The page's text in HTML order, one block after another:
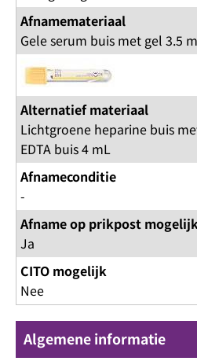
Afnamemateriaal
Gele serum buis met gel 3.5
Alternatief materiaal
Lichtgroene heparine buis
EDTA buis 4 mL
Afnameconditie
-
Afname op prikpost
Ja
CITO mogelijk
Nee
Algemene informatie